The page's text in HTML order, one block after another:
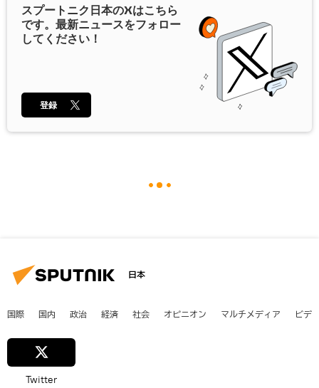
スプートニク日本のXはこちら
です。最新ニュースをフォロー
してください！
登録
日本
国際 国内 政治 経済 社会 オピニオン マルチメディア ビデ
Twitter